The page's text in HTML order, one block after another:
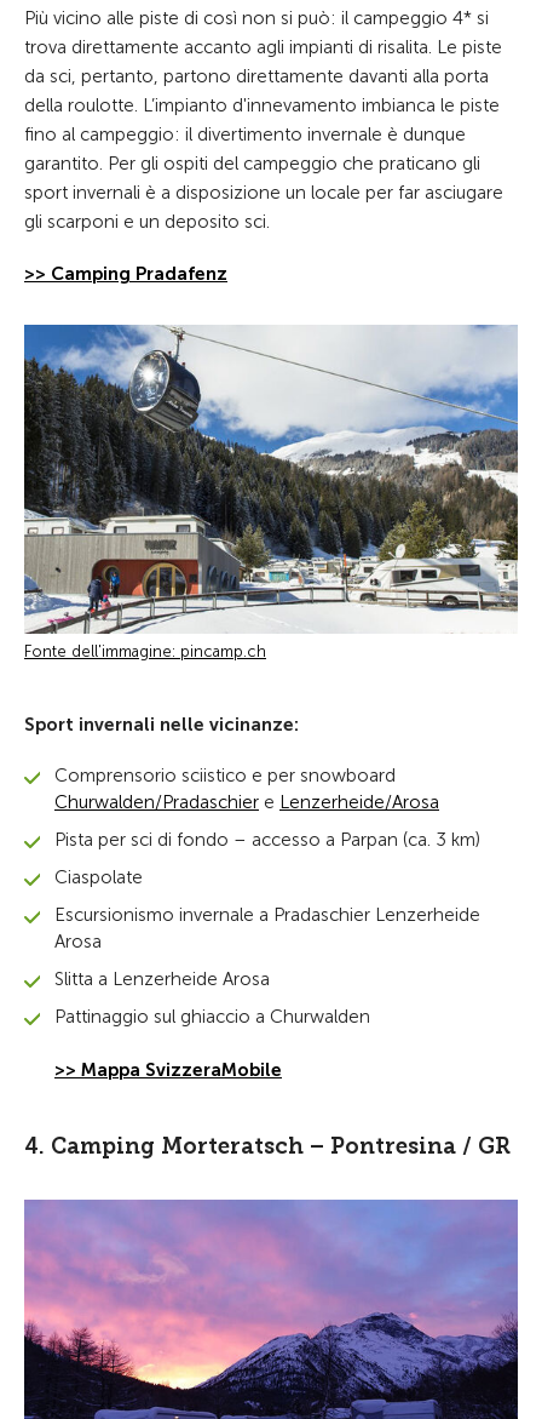
Più vicino alle piste di così non si può: il campeggio 4* si
trova direttamente accanto agli impianti di risalita. Le piste
da sci, pertanto, partono direttamente davanti alla porta
della roulotte. L’impianto d'innevamento imbianca le piste
fino al campeggio: il divertimento invernale è dunque
garantito. Per gli ospiti del campeggio che praticano gli
sport invernali è a disposizione un locale per far asciugare
gli scarponi e un deposito sci.
>> Camping Pradafenz
Fonte dell'immagine: pincamp.ch
Sport invernali nelle vicinanze:
Comprensorio sciistico e per snowboard
Churwalden/Pradaschier e Lenzerheide/Arosa
Pista per sci di fondo – accesso a Parpan (ca. 3 km)
Ciaspolate
Escursionismo invernale a Pradaschier Lenzerheide
Arosa
Slitta a Lenzerheide Arosa
Pattinaggio sul ghiaccio a Churwalden
>> Mappa SvizzeraMobile
4. Camping Morteratsch – Pontresina / GR